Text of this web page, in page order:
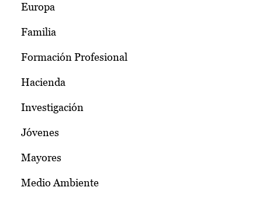
Europa
Familia
Formación Profesional
Hacienda
Investigación
Jóvenes
Mayores
Medio Ambiente